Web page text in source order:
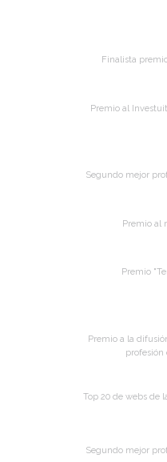
Finalista
Premio al
Segundo mejor
Premio al
Premio
Premio a la
profesión
Top 20 de webs de
Segundo mejor